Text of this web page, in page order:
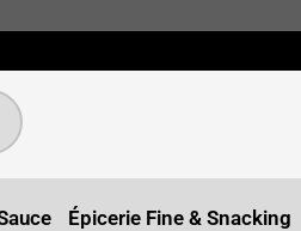
Épicerie Fine & Snacking